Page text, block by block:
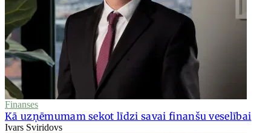
Finanses
Kā uzņēmumam sekot līdzi savai finanšu veselībai
Ivars Sviridovs